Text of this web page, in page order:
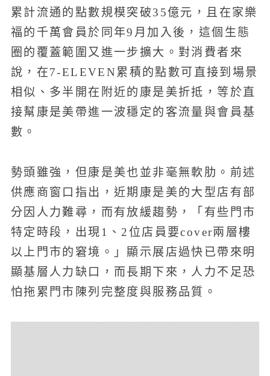
累計流通的點數規模突破35億元，且在家樂
福的千萬會員於同年9月加入後，這個生態
圈的覆蓋範圍又進一步擴大。對消費者來
說，在7-ELEVEN累積的點數可直接到場景
相似、多半開在附近的康是美折抵，等於直
接幫康是美帶進一波穩定的客流量與會員基
數。
勢頭雖強，但康是美也並非毫無軟肋。前述
供應商窗口指出，近期康是美的大型店有部
分因人力難尋，而有放緩趨勢，「有些門市
特定時段，出現1、2位店員要cover兩層樓
以上門市的窘境。」顯示展店過快已帶來明
顯基層人力缺口，而長期下來，人力不足恐
怕拖累門市陳列完整度與服務品質。